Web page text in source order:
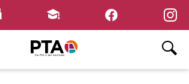
NewsletterFortbildungen
Home ×